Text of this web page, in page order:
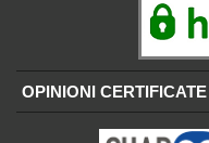
OPINIONI CERTIFICATE